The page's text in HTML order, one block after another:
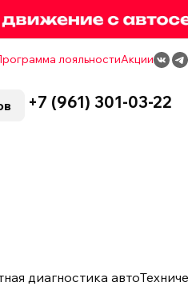
лояльностиАкции
+7 (961) 301-03-22
диагностика авто